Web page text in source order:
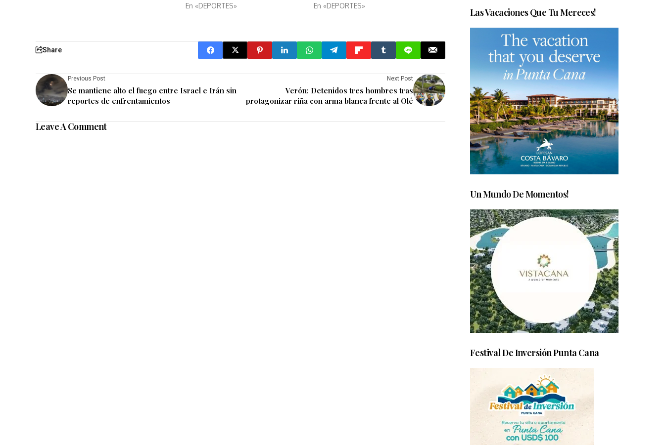
En «DEPORTES»
En «DEPORTES»
Share
Previous Post
Se mantiene alto el fuego entre Israel e Irán sin
reportes de enfrentamientos
Next Post
Verón: Detenidos tres hombres tras
protagonizar riña con arma blanca frente al Olé
Leave A Comment
Las Vacaciones Que Tu Mereces!
Un Mundo De Momentos!
Festival De Inversión Punta Cana